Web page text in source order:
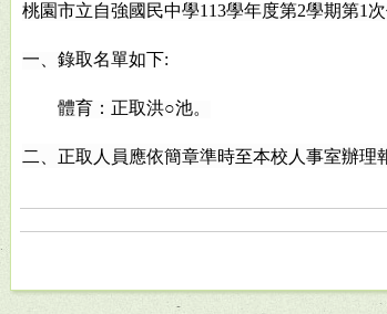
桃園市立自強國民中學113學年度第2學期第1
一、錄取名單如下:
體育：正取洪○池。
二、正取人員應依簡章準時至本校人事室辦理